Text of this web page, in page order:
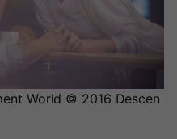
World © 2016 Descen